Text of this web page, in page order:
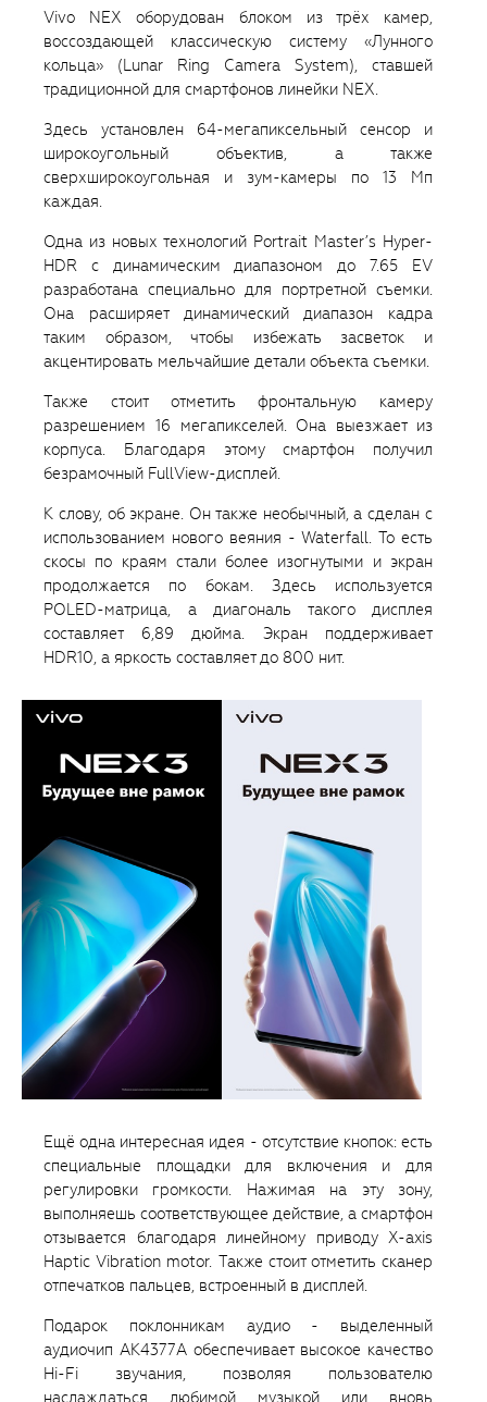
Vivo NEX оборудован блоком из трёх камер,
воссоздающей классическую систему «Лунного
кольца» (Lunar Ring Camera System), ставшей
традиционной для смартфонов линейки NEX.
Здесь установлен 64-мегапиксельный сенсор и
широкоугольный объектив, а также
сверхширокоугольная и зум-камеры по 13 Мп
каждая.
Одна из новых технологий Portrait Master’s Hyper-
HDR с динамическим диапазоном до 7.65 EV
разработана специально для портретной съемки.
Она расширяет динамический диапазон кадра
таким образом, чтобы избежать засветок и
акцентировать мельчайшие детали объекта съемки.
Также стоит отметить фронтальную камеру
разрешением 16 мегапикселей. Она выезжает из
корпуса. Благодаря этому смартфон получил
безрамочный FullView-дисплей.
К слову, об экране. Он также необычный, а сделан с
использованием нового веяния - Waterfall. То есть
скосы по краям стали более изогнутыми и экран
продолжается по бокам. Здесь используется
POLED-матрица, а диагональ такого дисплея
составляет 6,89 дюйма. Экран поддерживает
HDR10, а яркость составляет до 800 нит.
Ещё одна интересная идея - отсутствие кнопок: есть
специальные площадки для включения и для
регулировки громкости. Нажимая на эту зону,
выполняешь соответствующее действие, а смартфон
отзывается благодаря линейному приводу X-axis
Haptic Vibration motor. Также стоит отметить сканер
отпечатков пальцев, встроенный в дисплей.
Подарок поклонникам аудио - выделенный
аудиочип AK4377A обеспечивает высокое качество
Hi-Fi звучания, позволяя пользователю
наслаждаться любимой музыкой или вновь